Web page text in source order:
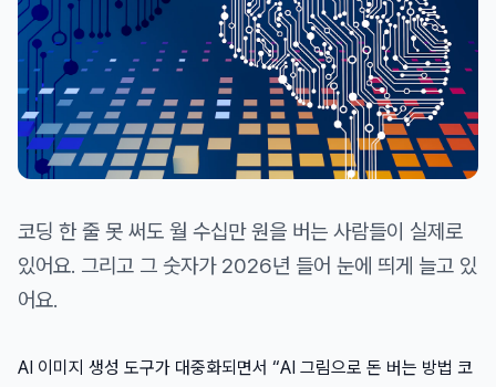
코딩 한 줄 못 써도 월 수십만 원을 버는 사람들이 실제로
있어요. 그리고 그 숫자가 2026년 들어 눈에 띄게 늘고 있
어요.
AI 이미지 생성 도구가 대중화되면서 “AI 그림으로 돈 버는 방법 코